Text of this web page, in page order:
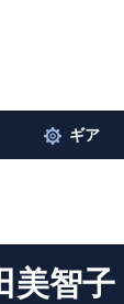
ギア
美智子